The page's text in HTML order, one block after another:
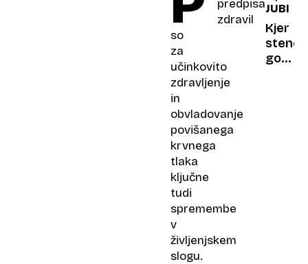
predpisanih
zdravil
so
za
učinkovito
zdravljenje
in
obvladovanje
povišanega
krvnega
tlaka
ključne
tudi
spremembe
v
življenjskem
slogu.
spravi
v
živi
JUBILEJ
Kjer
stene